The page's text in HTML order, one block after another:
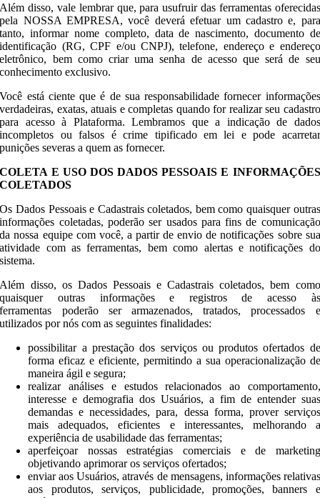
Além disso, vale lembrar que, para usufruir das ferramentas oferecidas
pela NOSSA EMPRESA, você deverá efetuar um cadastro e, para
tanto, informar nome completo, data de nascimento, documento de
identificação (RG, CPF e/ou CNPJ), telefone, endereço e endereço
eletrônico, bem como criar uma senha de acesso que será de seu
conhecimento exclusivo.
Você está ciente que é de sua responsabilidade fornecer informações
verdadeiras, exatas, atuais e completas quando for realizar seu cadastro
para acesso à Plataforma. Lembramos que a indicação de dados
incompletos ou falsos é crime tipificado em lei e pode acarretar
punições severas a quem as fornecer.
COLETA E USO DOS DADOS PESSOAIS E INFORMAÇÕES
COLETADOS
Os Dados Pessoais e Cadastrais coletados, bem como quaisquer outras
informações coletadas, poderão ser usados para fins de comunicação
da nossa equipe com você, a partir de envio de notificações sobre sua
atividade com as ferramentas, bem como alertas e notificações do
sistema.
Além disso, os Dados Pessoais e Cadastrais coletados, bem como
quaisquer outras informações e registros de acesso às
ferramentas poderão ser armazenados, tratados, processados e
utilizados por nós com as seguintes finalidades:
possibilitar a prestação dos serviços ou produtos ofertados de
forma eficaz e eficiente, permitindo a sua operacionalização de
maneira ágil e segura;
realizar análises e estudos relacionados ao comportamento,
interesse e demografia dos Usuários, a fim de entender suas
demandas e necessidades, para, dessa forma, prover serviços
mais adequados, eficientes e interessantes, melhorando a
experiência de usabilidade das ferramentas;
aperfeiçoar nossas estratégias comerciais e de marketing
objetivando aprimorar os serviços ofertados;
enviar aos Usuários, através de mensagens, informações relativas
aos produtos, serviços, publicidade, promoções, banners e